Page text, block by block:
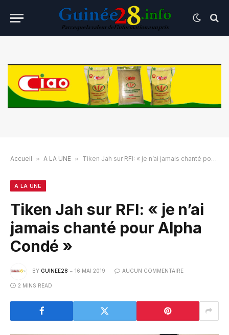
Accueil » A LA UNE » Tiken Jah sur RFI: « je n’ai jamais chanté pour Alpha Condé »
A LA UNE
Tiken Jah sur RFI: « je n’ai
jamais chanté pour Alpha
Condé »
BY GUINEE28 16 MAI 2019 AUCUN COMMENTAIRE
2 MINS READ